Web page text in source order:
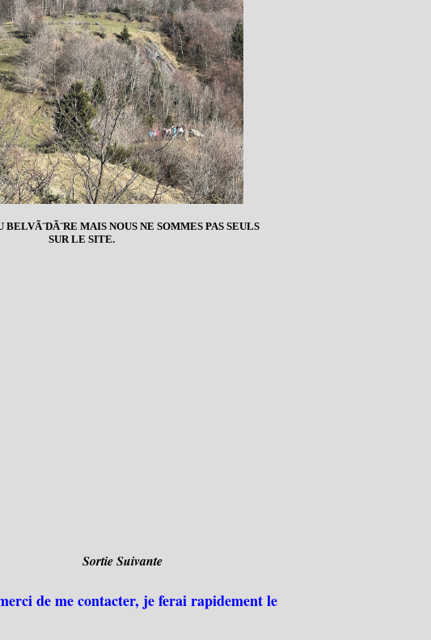
BELVÃ¨DÃ¨RE MAIS NOUS NE SOMMES PAS SEULS
SUR LE SITE.
Sortie Suivante
de me contacter, je ferai rapidement le